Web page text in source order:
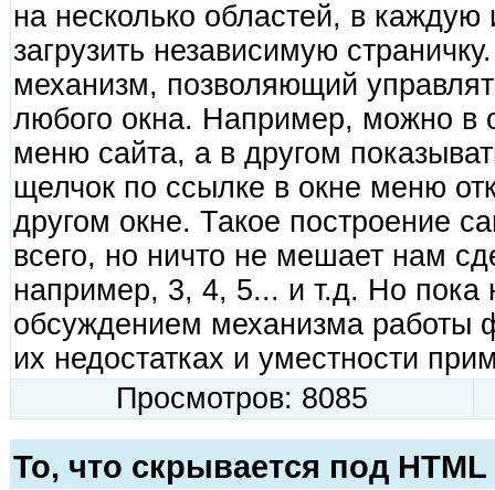
на несколько областей, в
загрузить независимую
механизм, позволяющий
любого окна. Например, можно в
меню сайта, а в другом
щелчок по ссылке в окне меню
другом окне. Такое построение
всего, но ничто не мешает нам
например, 3, 4, 5... и т.д. Но пока
обсуждением механизма работы
их недостатках и уместности
Просмотров: 8085
То, что скрывается под HTML